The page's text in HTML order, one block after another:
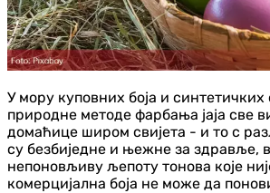
​У мору куповних боја и синтетичких
природне методе фарбања јаја све
домаћице широм свијета - и то с
су безбиједне и њежне за здравље,
непоновљиву љепоту тонова које
комерцијална боја не може да